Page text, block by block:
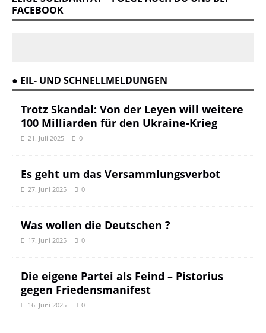
FACEBOOK
● EIL- UND SCHNELLMELDUNGEN
Trotz Skandal: Von der Leyen will weitere
100 Milliarden für den Ukraine-Krieg
21. Juli 2025 0
Es geht um das Versammlungsverbot
27. Juni 2025 0
Was wollen die Deutschen ?
17. Juni 2025 0
Die eigene Partei als Feind – Pistorius
gegen Friedensmanifest
16. Juni 2025 0